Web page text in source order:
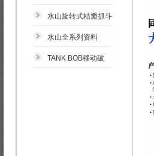
水山旋转式桔瓣抓斗
水山全系列资料
TANK BOB移动破